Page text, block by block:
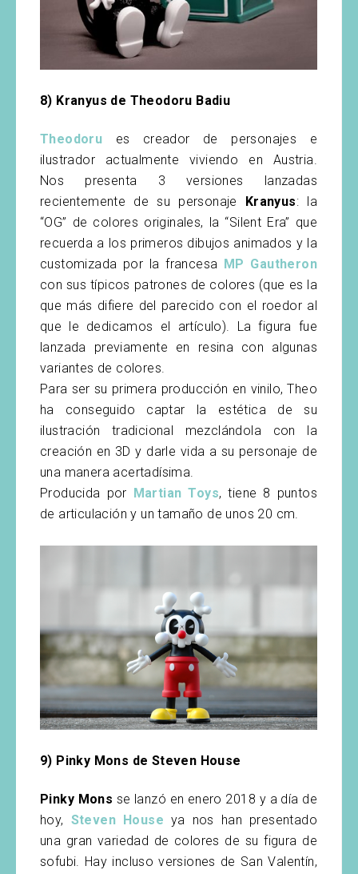
8) Kranyus de Theodoru Badiu
Theodoru es creador de personajes e
ilustrador actualmente viviendo en Austria.
Nos presenta 3 versiones lanzadas
recientemente de su personaje Kranyus: la
“OG” de colores originales, la “Silent Era” que
recuerda a los primeros dibujos animados y la
customizada por la francesa MP Gautheron
con sus típicos patrones de colores (que es la
que más difiere del parecido con el roedor al
que le dedicamos el artículo). La figura fue
lanzada previamente en resina con algunas
variantes de colores.
Para ser su primera producción en vinilo, Theo
ha conseguido captar la estética de su
ilustración tradicional mezclándola con la
creación en 3D y darle vida a su personaje de
una manera acertadísima.
Producida por Martian Toys, tiene 8 puntos
de articulación y un tamaño de unos 20 cm.
9) Pinky Mons de Steven House
Pinky Mons se lanzó en enero 2018 y a día de
hoy, Steven House ya nos han presentado
una gran variedad de colores de su figura de
sofubi. Hay incluso versiones de San Valentín,